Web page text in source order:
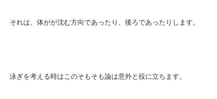
それは、体がが沈む方向であったり、後ろであったりします。
泳ぎを考える時はこのそもそも論は意外と役に立ちます。